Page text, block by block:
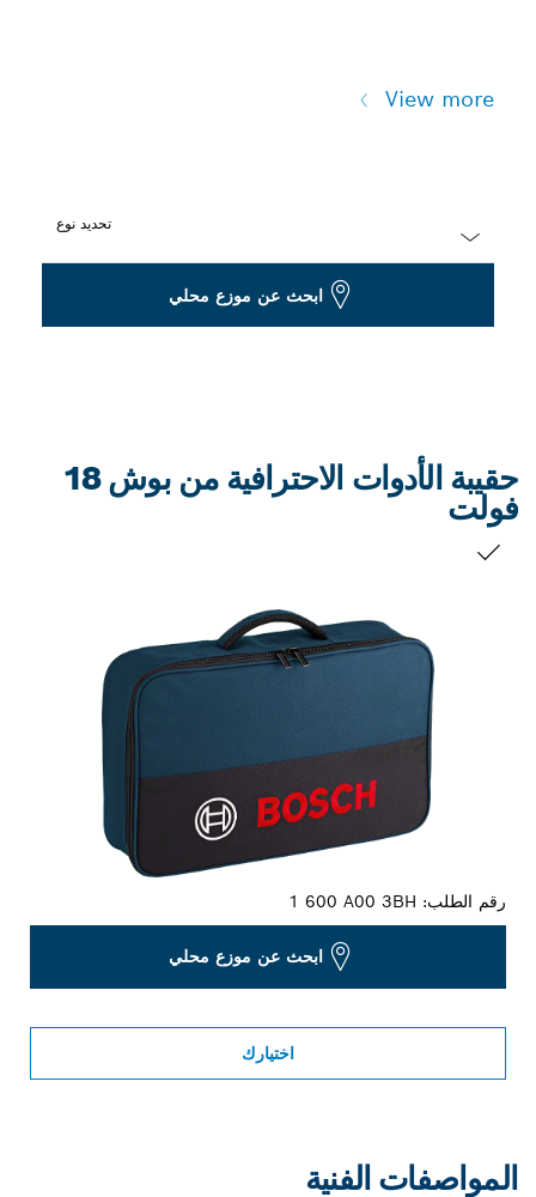
View more
تحديد نوع
ابحث عن موزع محلي
حقيبة الأدوات الاحترافية من بوش 18
فولت
رقم الطلب:1 600 A00 3BH
ابحث عن موزع محلي
اختيارك
المواصفات الفنية